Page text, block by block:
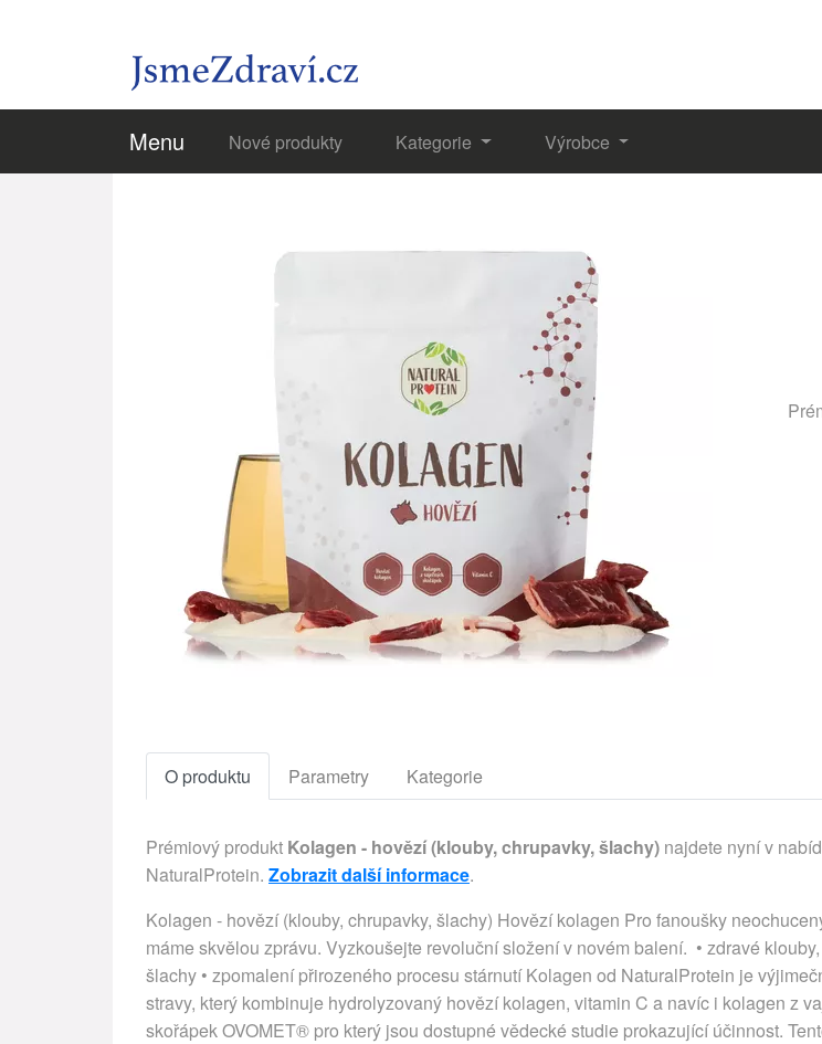
Menu Nové produkty Kategorie Výrobce
O produktu Parametry Kategorie
Prémiový produkt Kolagen - hovězí (klouby, chrupavky, šlachy) najdete nyní v
NaturalProtein. Zobrazit další informace.
Kolagen - hovězí (klouby, chrupavky, šlachy) Hovězí kolagen Pro fanoušky
máme skvělou zprávu. Vyzkoušejte revoluční složení v novém balení. • zdravé
šlachy • zpomalení přirozeného procesu stárnutí Kolagen od NaturalProtein je
stravy, který kombinuje hydrolyzovaný hovězí kolagen, vitamin C a navíc i kolagen z
skořápek OVOMET® pro který jsou dostupné vědecké studie prokazující účinnost.